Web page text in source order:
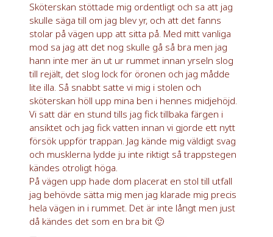
Sköterskan stöttade mig ordentligt och sa att jag
skulle säga till om jag blev yr, och att det fanns
stolar på vägen upp att sitta på. Med mitt vanliga
mod sa jag att det nog skulle gå så bra men jag
hann inte mer än ut ur rummet innan yrseln slog
till rejält, det slog lock för öronen och jag mådde
lite illa. Så snabbt satte vi mig i stolen och
sköterskan höll upp mina ben i hennes midjehöjd.
Vi satt där en stund tills jag fick tillbaka färgen i
ansiktet och jag fick vatten innan vi gjorde ett nytt
försök uppför trappan. Jag kände mig väldigt svag
och musklerna lydde ju inte riktigt så trappstegen
kändes otroligt höga.
På vägen upp hade dom placerat en stol till utfall
jag behövde sätta mig men jag klarade mig precis
hela vägen in i rummet. Det är inte långt men just
då kändes det som en bra bit 🙂